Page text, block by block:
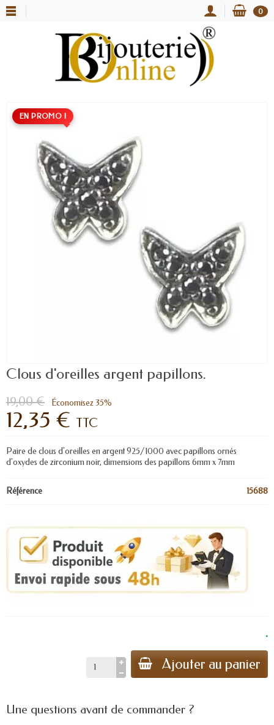
0
EN PROMO !
Clous d'oreilles argent papillons.
19,00 € Économisez 35%
12,35 € TTC
Paire de clous d'oreilles en argent 925/1000 avec papillons ornés
d'oxydes de zirconium noir, dimensions des papillons 6mm x 7mm
Référence 15688
.
Ajouter au panier
Une questions avant de commander ?